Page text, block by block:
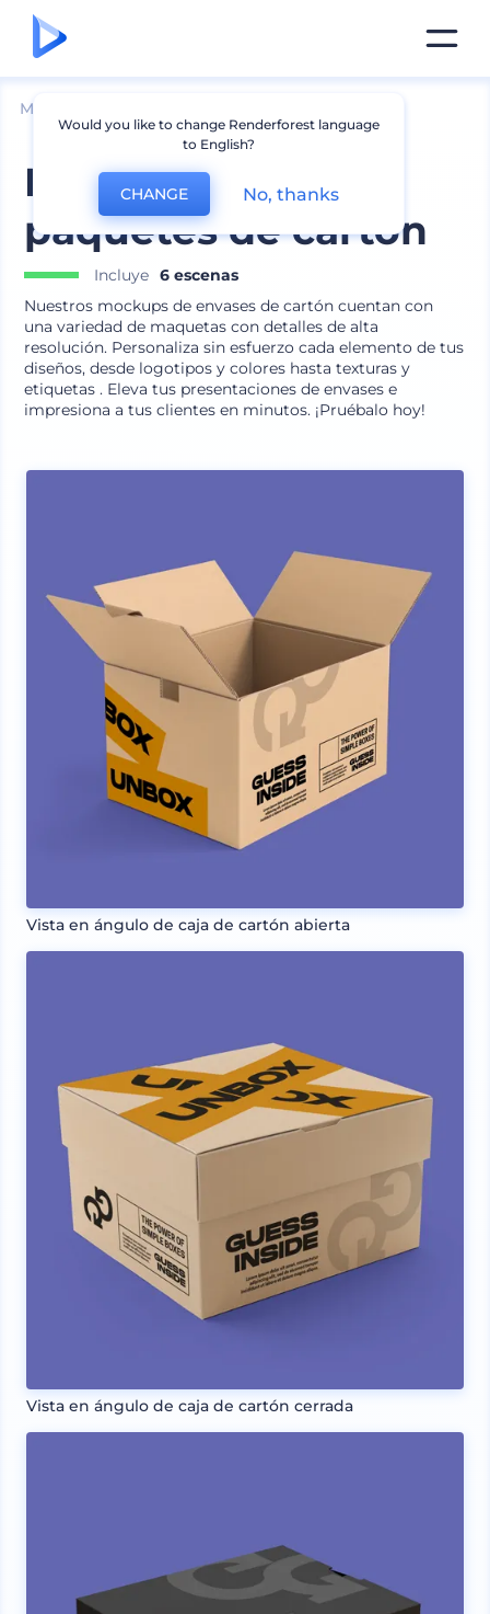
Mockups
Mockups de
paquetes de cartón
Incluye 6 escenas
Nuestros mockups de envases de cartón cuentan con
una variedad de maquetas con detalles de alta
resolución. Personaliza sin esfuerzo cada elemento de tus
diseños, desde logotipos y colores hasta texturas y
etiquetas . Eleva tus presentaciones de envases e
impresiona a tus clientes en minutos. ¡Pruébalo hoy!
Vista en ángulo de caja de cartón abierta
Vista en ángulo de caja de cartón cerrada
Would you like to change Renderforest language
to English?
CHANGE No, thanks